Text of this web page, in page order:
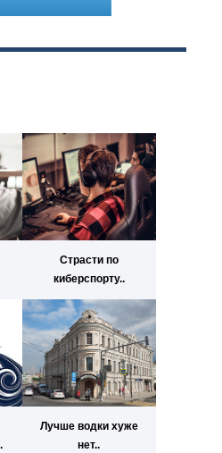
Страсти по
киберспорту..
Лучше водки хуже
нет..